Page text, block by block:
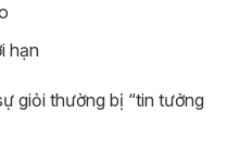
hạn
giỏi thường bị “tin tưởng